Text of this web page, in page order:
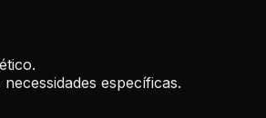
específicas.